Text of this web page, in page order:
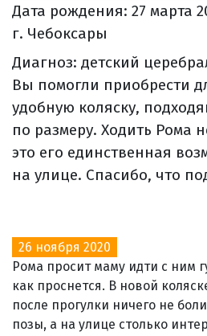
Дата рождения: 27 марта
г. Чебоксары
Диагноз: детский
Вы помогли приобрести
удобную коляску,
по размеру. Ходить Рома
это его единственная
на улице. Спасибо, что
26 ноября 2020
Рома просит маму идти с ним
как проснется. В новой
после прогулки ничего не
позы, а на улице столько